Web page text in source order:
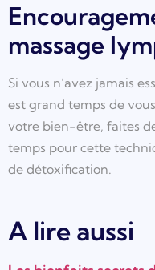
massage
Si vous n’avez jamais
est grand temps de
votre bien-être, faites
temps pour cette
de détoxification.
A lire aussi